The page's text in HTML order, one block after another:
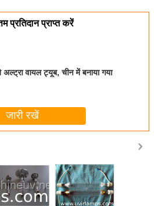
प्रतिदान प्राप्त करें
वायल ट्यूब, चीन में बनाया गया
जारी रखें